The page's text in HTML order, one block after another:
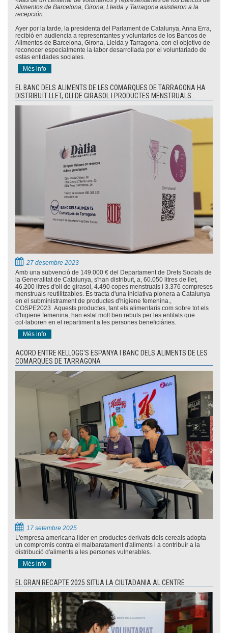
Alimentos de Barcelona, Girona, Lleida y Tarragona asistieron a la
recepción.
Ayer por la tarde, la presidenta del Parlament de Catalunya, Anna Erra,
recibió en audiencia a representantes y voluntarios de los Bancos de
Alimentos de Barcelona, Girona, Lleida y Tarragona, con el objetivo de
reconocer especialmente la labor desarrollada por el voluntariado de
estas entidades sociales.
Més info
EL BANC DELS ALIMENTS DE LES COMARQUES DE TARRAGONA HA
DISTRIBUÏT LLET, OLI DE GIRASOL I PRODUCTES MENSTRUALS..
27 desembre 2023
Amb una subvenció de 149.000 € del Departament de Drets Socials de
la Generalitat de Catalunya, s'han distribuït, a, 60.050 litres de llet,
46.200 litres d'oli de girasol, 4.490 copes menstruals i 3.376 compreses
menstruals reutilitzables. Es tracta d'una iniciativa pionera a Catalunya
en el subministrament de productes d'higiene femenina.,
COSPE2023 Aquests productes, tant els alimentaris com sobre tot els
d'higiene femenina, han estat molt ben rebuts per les entitats que
col·laboren en el repartiment a les persones beneficiàries.
Més info
ACORD ENTRE KELLOGG'S ESPANYA I BANC DELS ALIMENTS DE LES
COMARQUES DE TARRAGONA
17 setembre 2025
L'empresa americana líder en productes derivats dels cereals adopta
un compromís contra el malbaratament d'aliments i a contribuir a la
distribució d'aliments a les persones vulnerables.
Més info
EL GRAN RECAPTE 2025 SITUA LA CIUTADANIA AL CENTRE